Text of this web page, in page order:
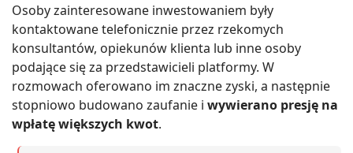
Osoby zainteresowane inwestowaniem były
kontaktowane telefonicznie przez rzekomych
konsultantów, opiekunów klienta lub inne osoby
podające się za przedstawicieli platformy. W
rozmowach oferowano im znaczne zyski, a następnie
stopniowo budowano zaufanie i wywierano presję na
wpłatę większych kwot.